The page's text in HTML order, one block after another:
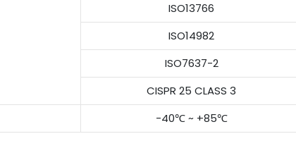
ISO13766
ISO14982
ISO7637-2
CISPR 25 CLASS 3
-40℃ ~ +85℃